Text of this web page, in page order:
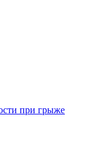
при грыже